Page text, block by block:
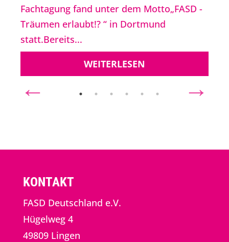
Fachtagung fand unter dem Motto„FASD -
Träumen erlaubt!? “ in Dortmund
statt.Bereits...
WEITERLESEN
KONTAKT
FASD Deutschland e.V.
Hügelweg 4
49809 Lingen